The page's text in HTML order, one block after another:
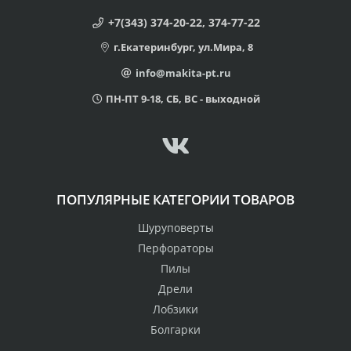
+7(343) 374-20-22, 374-77-22
г.Екатеринбург, ул.Мира, 8
info@makita-pt.ru
ПН-ПТ 9-18, СБ, ВС - выходной
ПОПУЛЯРНЫЕ КАТЕГОРИИ ТОВАРОВ
Шуруповерты
Перфораторы
Пилы
Дрели
Лобзики
Болгарки